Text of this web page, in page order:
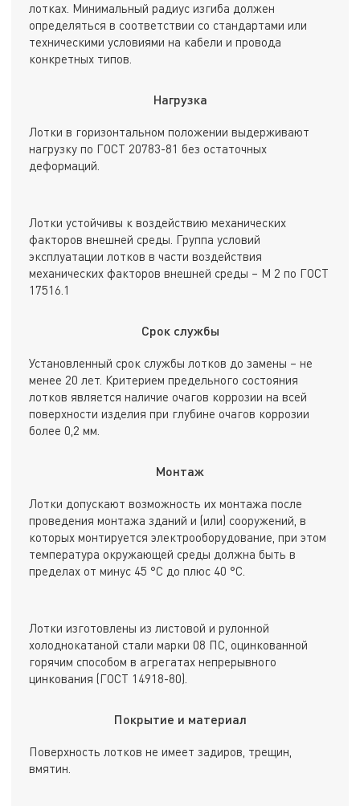
лотках. Минимальный радиус изгиба должен
определяться в соответствии со стандартами или
техническими условиями на кабели и провода
конкретных типов.
Нагрузка
Лотки в горизонтальном положении выдерживают
нагрузку по ГОСТ 20783-81 без остаточных
деформаций.
Лотки устойчивы к воздействию механических
факторов внешней среды. Группа условий
эксплуатации лотков в части воздействия
механических факторов внешней среды – М 2 по ГОСТ
17516.1
Срок службы
Установленный срок службы лотков до замены – не
менее 20 лет. Критерием предельного состояния
лотков является наличие очагов коррозии на всей
поверхности изделия при глубине очагов коррозии
более 0,2 мм.
Монтаж
Лотки допускают возможность их монтажа после
проведения монтажа зданий и (или) сооружений, в
которых монтируется электрооборудование, при этом
температура окружающей среды должна быть в
пределах от минус 45 °С до плюс 40 °С.
Лотки изготовлены из листовой и рулонной
холоднокатаной стали марки 08 ПС, оцинкованной
горячим способом в агрегатах непрерывного
цинкования (ГОСТ 14918-80).
Покрытие и материал
Поверхность лотков не имеет задиров, трещин,
вмятин.